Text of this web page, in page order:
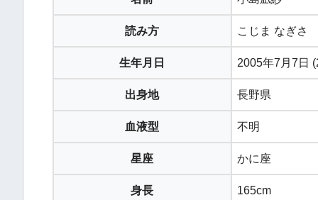
読み方 こじま なぎさ
生年月日 2005年7月7日
出身地 長野県
血液型 不明
星座 かに座
身長 165cm